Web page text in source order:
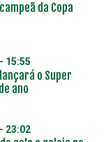
da Copa
15:55
o Super
ano
23:02